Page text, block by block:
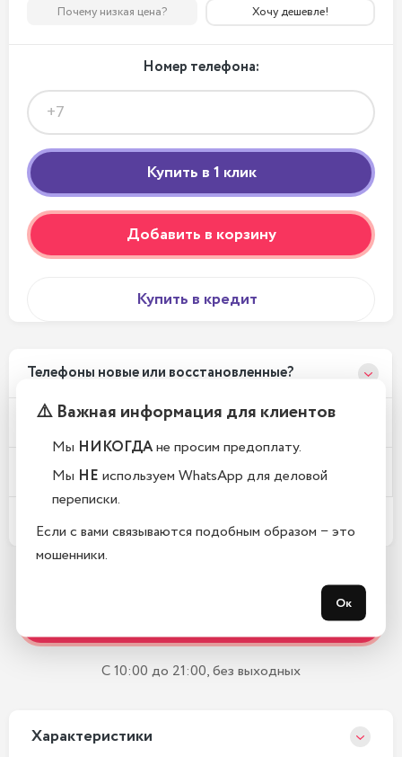
Почему низкая цена? Хочу дешевле!
Номер телефона:
Добавить в корзину
Купить в кредит
Телефоны новые или восстановленные?
Почему у вас такие низкие цены?
Где находится Ваш магазин?
Какой срок гарантии?
С 10:00 до 21:00, без выходных
Xарактеристики
⚠️ Важная информация для клиентов
Мы НИКОГДАне просим предоплату.
Мы НЕ используем WhatsApp для деловой
переписки.
Если с вами связываются подобным образом − это
мошенники.
Ок